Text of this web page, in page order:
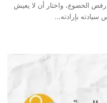
الخضوع، واختار أن لا يعيش
سيادته بإرادته…